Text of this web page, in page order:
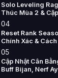
Solo Leveling
Thúc Mùa 2 &
04
Reset Rank
Chính Xác &
05
Cập Nhật Cân
Buff Bijan, Nerf